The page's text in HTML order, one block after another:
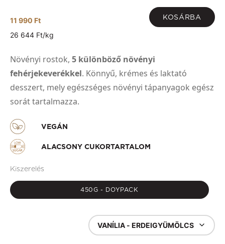
11 990 Ft KOSÁRBA
26 644 Ft/kg
Növényi rostok, 5 különböző növényi
fehérjekeverékkel. Könnyű, krémes és laktató
desszert, mely egészséges növényi tápanyagok egész
sorát tartalmazza.
VEGÁN
ALACSONY CUKORTARTALOM
Kiszerelés
450G - DOYPACK
VANÍLIA - ERDEIGYÜMÖLCS